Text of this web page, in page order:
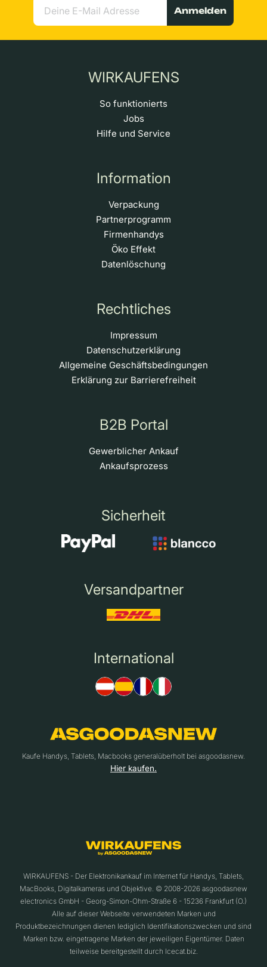
Anmelden
WIRKAUFENS
So funktionierts
Jobs
Hilfe und Service
Information
Verpackung
Partnerprogramm
Firmenhandys
Öko Effekt
Datenlöschung
Rechtliches
Impressum
Datenschutzerklärung
Allgemeine Geschäftsbedingungen
Erklärung zur Barrierefreiheit
B2B Portal
Gewerblicher Ankauf
Ankaufsprozess
Sicherheit
Versandpartner
International
Kaufe Handys, Tablets, Macbooks generalüberholt bei asgoodasnew.
Hier kaufen.
WIRKAUFENS - Der Elektronikankauf im Internet für Handys, Tablets,
MacBooks, Digitalkameras und Objektive. © 2008-2026 asgoodasnew
electronics GmbH - Georg-Simon-Ohm-Straße 6 - 15236 Frankfurt (O.)
Alle auf dieser Webseite verwendeten Marken und
Produktbezeichnungen dienen lediglich Identifikationszwecken und sind
Marken bzw. eingetragene Marken der jeweiligen Eigentümer. Daten
teilweise bereitgestellt durch Icecat.biz.